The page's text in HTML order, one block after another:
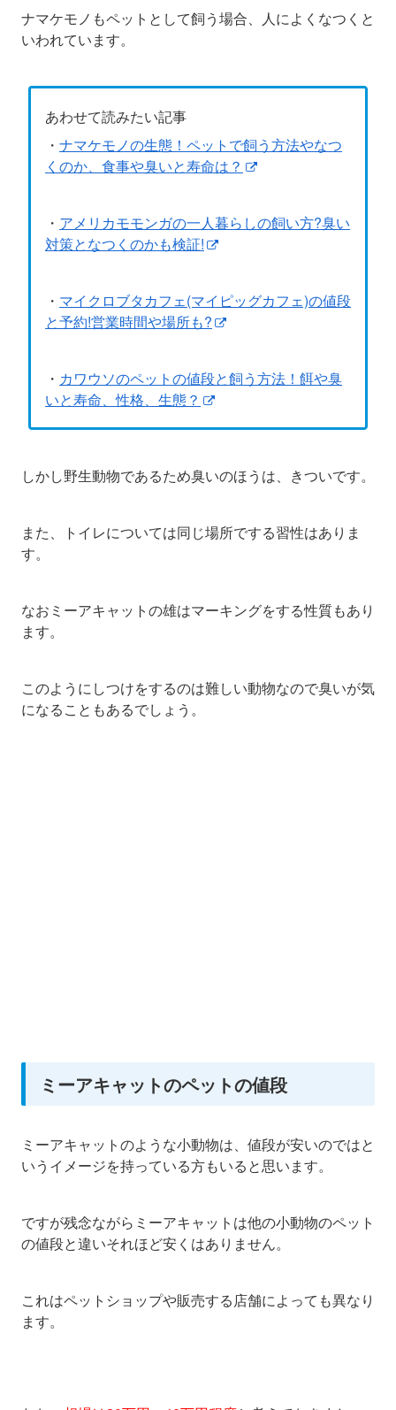
ナマケモノもペットとして飼う場合、人によくなつくと
いわれています。
あわせて読みたい記事
・ ナマケモノの生態！ペットで飼う方法やなつ
くのか、食事や臭いと寿命は？
・ アメリカモモンガの一人暮らしの飼い方?臭い
対策となつくのかも検証!
・ マイクロブタカフェ(マイピッグカフェ)の値段
と予約!営業時間や場所も?
・ カワウソのペットの値段と飼う方法！餌や臭
いと寿命、性格、生態？
しかし野生動物であるため臭いのほうは、きついです。
また、トイレについては同じ場所でする習性はありま
す。
なおミーアキャットの雄はマーキングをする性質もあり
ます。
このようにしつけをするのは難しい動物なので臭いが気
になることもあるでしょう。
ミーアキャットのペットの値段
ミーアキャットのような小動物は、値段が安いのではと
いうイメージを持っている方もいると思います。
ですが残念ながらミーアキャットは他の小動物のペット
の値段と違いそれほど安くはありません。
これはペットショップや販売する店舗によっても異なり
ます。